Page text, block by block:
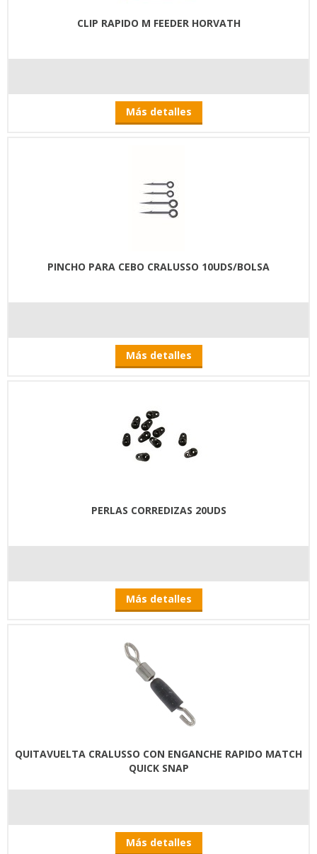
CLIP RAPIDO M FEEDER HORVATH
Más detalles
PINCHO PARA CEBO CRALUSSO 10UDS/BOLSA
Más detalles
PERLAS CORREDIZAS 20UDS
Más detalles
QUITAVUELTA CRALUSSO CON ENGANCHE RAPIDO MATCH
QUICK SNAP
Más detalles